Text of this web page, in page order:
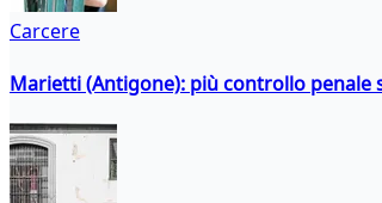
Carcere
Marietti (Antigone): più controllo penale